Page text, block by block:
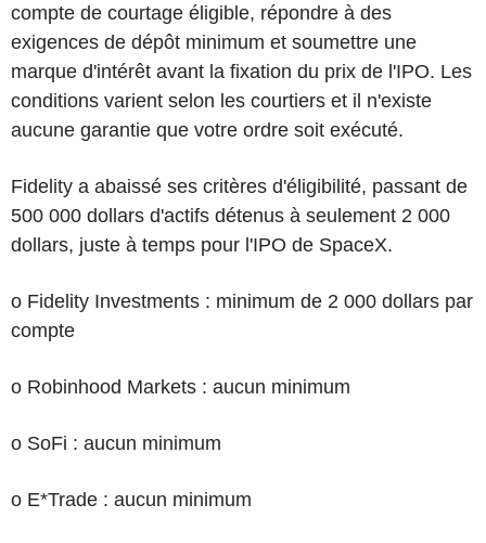
compte de courtage éligible, répondre à des
exigences de dépôt minimum et soumettre une
marque d'intérêt avant la fixation du prix de l'IPO. Les
conditions varient selon les courtiers et il n'existe
aucune garantie que votre ordre soit exécuté.
Fidelity a abaissé ses critères d'éligibilité, passant de
500 000 dollars d'actifs détenus à seulement 2 000
dollars, juste à temps pour l'IPO de SpaceX.
o Fidelity Investments : minimum de 2 000 dollars par
compte
o Robinhood Markets : aucun minimum
o SoFi : aucun minimum
o E*Trade : aucun minimum